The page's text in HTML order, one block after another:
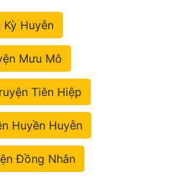
Kỳ Huyễn
Mưu Mô
Tiên Hiệp
Huyền Huyễn
Đồng Nhân